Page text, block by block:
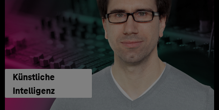
Künstliche
Intelligenz